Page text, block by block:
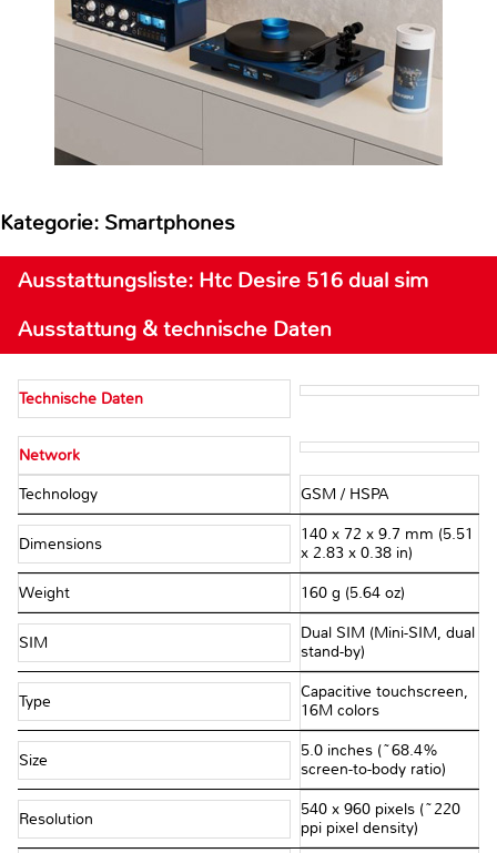
Kategorie: Smartphones
Ausstattungsliste: Htc Desire 516 dual sim
Ausstattung & technische Daten
Technische Daten
Network
Technology GSM / HSPA
Dimensions
140 x 72 x 9.7 mm (5.51
x 2.83 x 0.38 in)
Weight 160 g (5.64 oz)
SIM
Dual SIM (Mini-SIM, dual
stand-by)
Type
Capacitive touchscreen,
16M colors
Size
5.0 inches (~68.4%
screen-to-body ratio)
Resolution
540 x 960 pixels (~220
ppi pixel density)